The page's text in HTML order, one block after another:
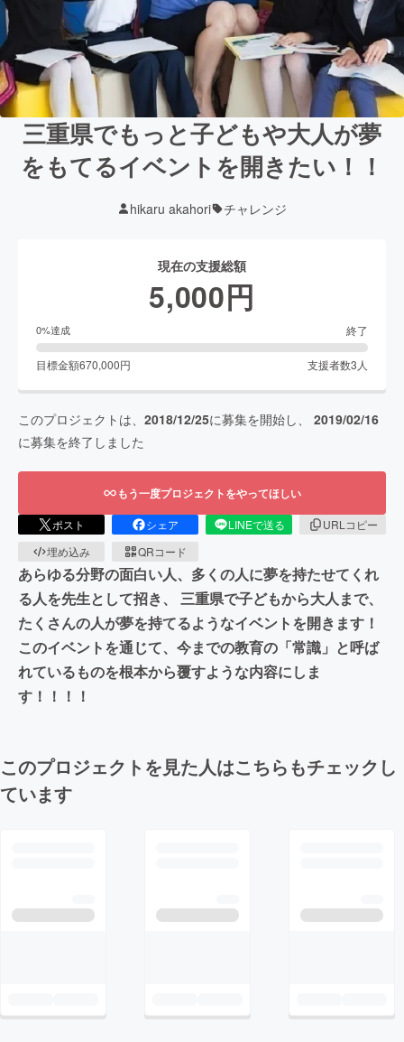
三重県でもっと子どもや大人が夢
をもてるイベントを開きたい！！
hikaru akahori チャレンジ
現在の支援総額
5,000円
0%達成 終了
目標金額670,000円 支援者数3 人
このプロジェクトは、 2018/12/25に募集を開始し、 2019/02/16
に募集を終了しました
もう一度プロジェクトをやってほしい
ポスト シェア LINEで送る
URLコピー
埋め込み
QRコード
あらゆる分野の面白い人、多くの人に夢を持たせてくれ
る人を先生として招き、 三重県で子どもから大人まで、
たくさんの人が夢を持てるようなイベントを開きます！
このイベントを通じて、今までの教育の「常識」と呼ば
れているものを根本から覆すような内容にしま
す！！！！
このプロジェクトを見た人はこちらもチェックし
ています